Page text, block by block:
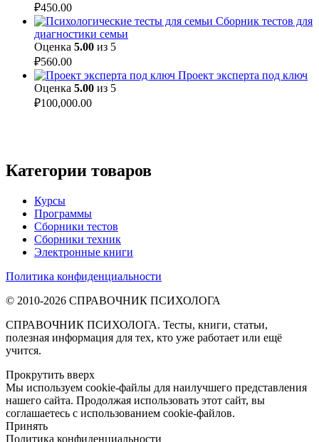
₽450.00
Сборник тестов для
диагностики семьи
Оценка 5.00 из 5
₽560.00
Проект эксперта под ключ
Оценка 5.00 из 5
₽100,000.00
Категории товаров
Курсы
Программы
Сборники тестов
Сборники техник
Электронные книги
Политика конфиденциальности
© 2010-2026 СПРАВОЧНИК ПСИХОЛОГА
СПРАВОЧНИК ПСИХОЛОГА. Тесты, книги, статьи,
полезная информация для тех, кто уже работает или ещё
учится.
Прокрутить вверх
Мы используем cookie-файлы для наилучшего представления
нашего сайта. Продолжая использовать этот сайт, вы
соглашаетесь с использованием cookie-файлов.
Принять
Политика конфиденциальности